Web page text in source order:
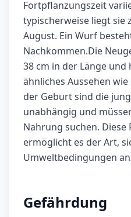
Fortpflanzungszeit
typischerweise liegt sie
August. Ein Wurf
Nachkommen.Die
38 cm in der Länge und
ähnliches Aussehen
der Geburt sind die
unabhängig und
Nahrung suchen.
ermöglicht es der Art,
Umweltbedingungen
Gefährdung